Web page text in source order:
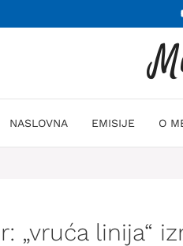
NASLOVNA EMISIJE O
„vruća linija“